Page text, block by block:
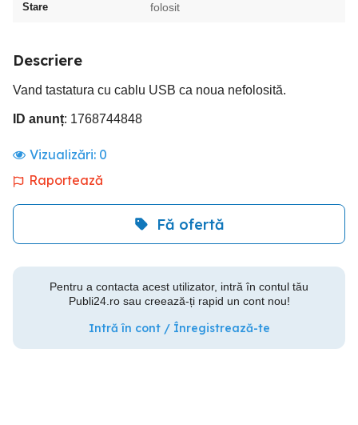
Stare folosit
Descriere
Vand tastatura cu cablu USB ca noua nefolosită.
ID anunț: 1768744848
Vizualizări: 0
Raportează
Fă ofertă
Pentru a contacta acest utilizator, intră în contul tău
Publi24.ro sau creează-ți rapid un cont nou!
Intră în cont / Înregistrează-te